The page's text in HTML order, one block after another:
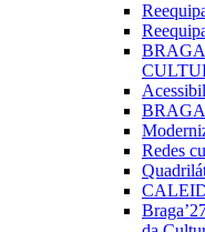
Redes